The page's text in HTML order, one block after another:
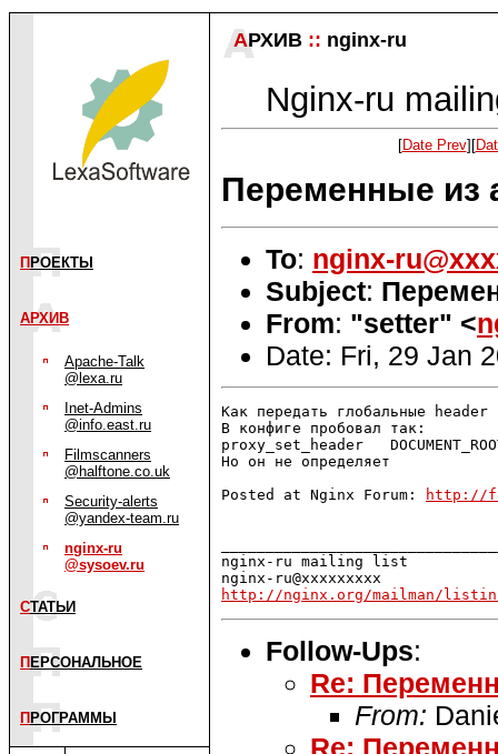
П РОЕКТЫ
АРХИВ
Apache-Talk
@lexa.ru
Inet-Admins
@info.east.ru
Filmscanners
@halftone.co.uk
Security-alerts
@yandex-team.ru
nginx-ru
@sysoev.ru
СТАТЬИ
П ЕРСОНАЛЬНОЕ
П РОГРАММЫ
АРХИВ :: nginx-ru
Nginx-ru
[Date Prev][
Переменные из
To: nginx-
Subject:
From: "setter" <
Date: Fri, 29 Jan
Как передать глобальные
В конфиге пробовал так:
proxy_set_header
Но он не определяет
Posted at Nginx Forum:
http://
nginx-ru mailing list
http://nginx.org/mailman/
Follow-Ups:
Re:
From:
Re: